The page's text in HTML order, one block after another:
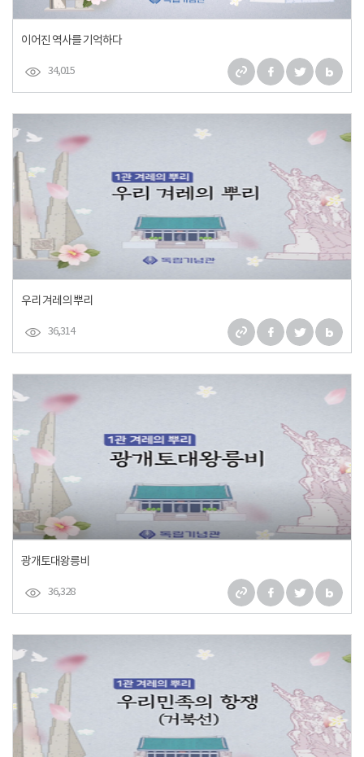
이어진 역사를 기억하다
34,015
우리 겨레의 뿌리
36,314
광개토대왕릉비
36,328